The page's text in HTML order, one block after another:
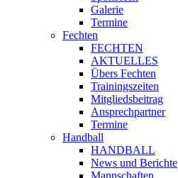
Galerie
Termine
Fechten
FECHTEN
AKTUELLES
Übers Fechten
Trainingszeiten
Mitgliedsbeitrag
Ansprechpartner
Termine
Handball
HANDBALL
News und Berichte
Mannschaften